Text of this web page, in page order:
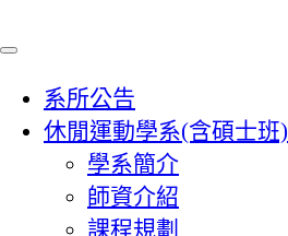
系所公告
休閒運動學系(含碩士班)
學系簡介
師資介紹
課程規劃